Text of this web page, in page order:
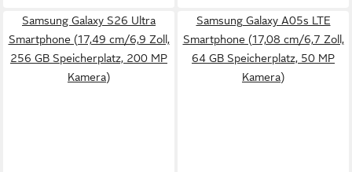
Samsung Galaxy S26 Ultra
Smartphone (17,49 cm/6,9 Zoll,
256 GB Speicherplatz, 200 MP
Kamera)
Samsung Galaxy A05s LTE
Smartphone (17,08 cm/6,7 Zoll,
64 GB Speicherplatz, 50 MP
Kamera)